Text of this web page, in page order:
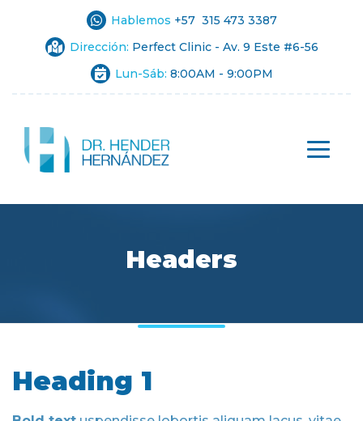
Hablemos +57 315 473 3387
Dirección: Perfect Clinic - Av. 9 Este #6-56
Lun-Sáb: 8:00AM - 9:00PM
Headers
Heading 1